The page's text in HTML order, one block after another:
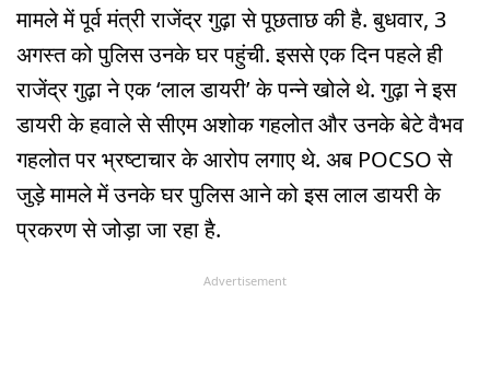
मामले में पूर्व मंत्री राजेंद्र गुढ़ा से पूछताछ की है. बुधवार, 3
अगस्त को पुलिस उनके घर पहुंची. इससे एक दिन पहले ही
राजेंद्र गुढ़ा ने एक ‘लाल डायरी’ के पन्ने खोले थे. गुढ़ा ने इस
डायरी के हवाले से सीएम अशोक गहलोत और उनके बेटे वैभव
गहलोत पर भ्रष्टाचार के आरोप लगाए थे. अब POCSO से
जुड़े मामले में उनके घर पुलिस आने को इस लाल डायरी के
प्रकरण से जोड़ा जा रहा है.
Advertisement